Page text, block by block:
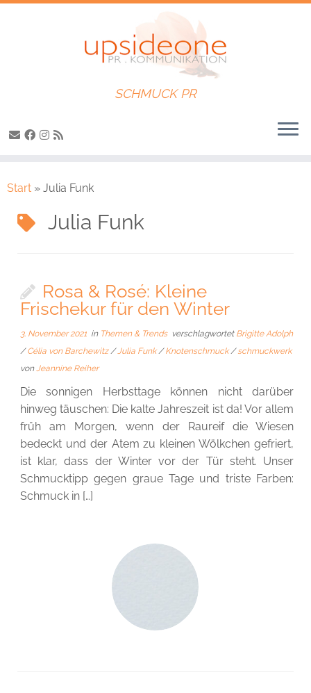
Inhalt
SCHMUCK PR
Start » Julia Funk
Julia Funk
Rosa & Rosé: Kleine
Frischekur für den Winter
3. November 2021in Themen & Trends verschlagwortet Brigitte Adolph
/Célia von Barchewitz/Julia Funk/Knotenschmuck/schmuckwerk
vonJeannine Reiher
Die sonnigen Herbsttage können nicht darüber
hinweg täuschen: Die kalte Jahreszeit ist da! Vor allem
früh am Morgen, wenn der Raureif die Wiesen
bedeckt und der Atem zu kleinen Wölkchen gefriert,
ist klar, dass der Winter vor der Tür steht. Unser
Schmucktipp gegen graue Tage und triste Farben:
Schmuck in […]